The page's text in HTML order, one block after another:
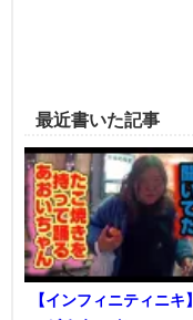
最近書いた記事
【インフィニティニキ